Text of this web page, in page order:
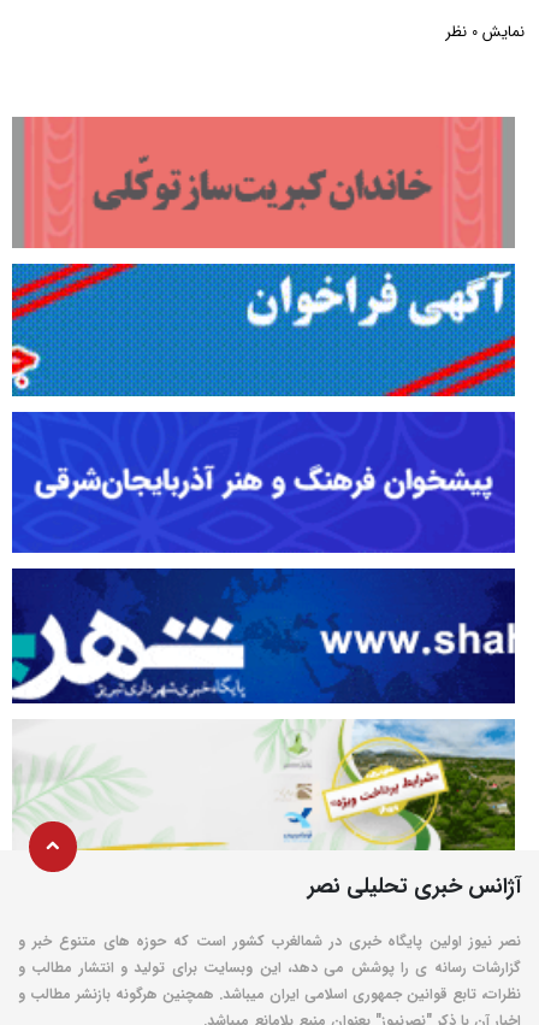
نمایش 0 نظر
آژانس خبری تحلیلی نصر
نصر نیوز اولین پایگاه خبری در شمالغرب کشور است که حوزه های متنوع خبر و
گزارشات رسانه ی را پوشش می دهد، این وبسایت برای تولید و انتشار مطالب و
نظرات، تابع قوانین جمهوری اسلامی ایران میباشد. همچنین هرگونه بازنشر مطالب و